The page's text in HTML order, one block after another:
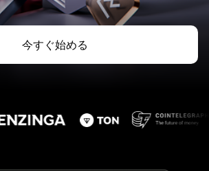
今すぐ始める